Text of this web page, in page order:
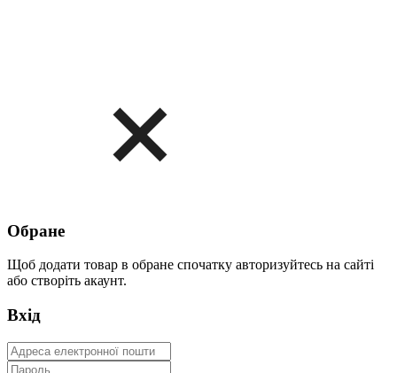
Обране
Щоб додати товар в обране спочатку авторизуйтесь на сайті
або створіть акаунт.
Вхід